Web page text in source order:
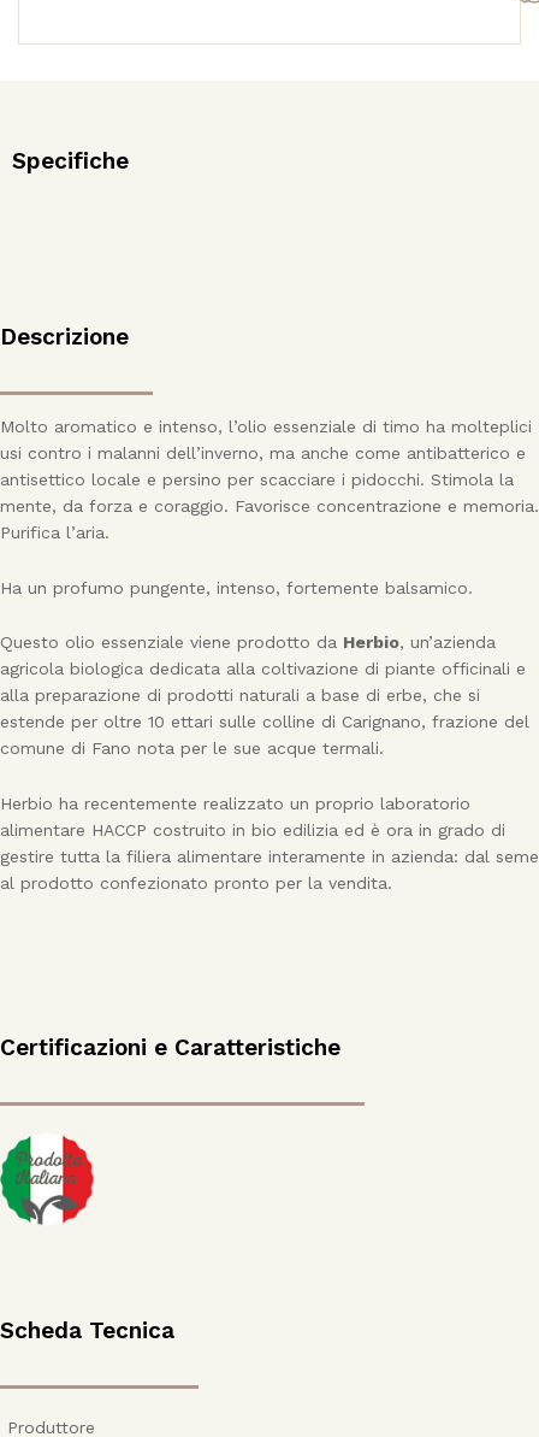
Specifiche
Descrizione
Molto aromatico e intenso, l’olio essenziale di timo ha molteplici
usi contro i malanni dell’inverno, ma anche come antibatterico e
antisettico locale e persino per scacciare i pidocchi. Stimola la
mente, da forza e coraggio. Favorisce concentrazione e memoria.
Purifica l’aria.
Ha un profumo pungente, intenso, fortemente balsamico.
Questo olio essenziale viene prodotto da Herbio, un’azienda
agricola biologica dedicata alla coltivazione di piante officinali e
alla preparazione di prodotti naturali a base di erbe, che si
estende per oltre 10 ettari sulle colline di Carignano, frazione del
comune di Fano nota per le sue acque termali.
Herbio ha recentemente realizzato un proprio laboratorio
alimentare HACCP costruito in bio edilizia ed è ora in grado di
gestire tutta la filiera alimentare interamente in azienda: dal seme
al prodotto confezionato pronto per la vendita.
Certificazioni e Caratteristiche
Scheda Tecnica
Produttore